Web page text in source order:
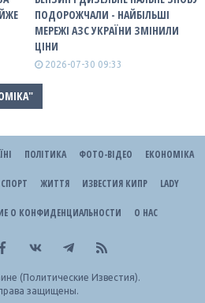
ПОДОРОЖЧАЛИ - НАЙБІЛЬШІ
МЕРЕЖІ АЗС УКРАЇНИ ЗМІНИЛИ
ЦІНИ
2026-07-30 09:33
ПОЛІТИКА ФОТО-ВІДЕО ЕКОНОМІКА
СПОРТ ЖИТТЯ ИЗВЕСТИЯ КИПР LADY
О КОНФИДЕНЦИАЛЬНОСТИ О НАС
(Политические Известия).
защищены.